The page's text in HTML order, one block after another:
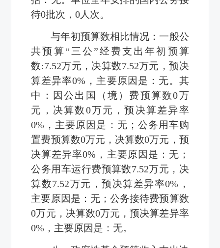
待0批次，0人次。
与年初预算数相比情况：一般公
共预算“三公”经费支出年初预算
数:7.52万元，决算数7.52万元，预决
算差异率0% ，主要原因是：无。 其
中：因公出国（境）费预算数0万
元，决算数0万元，预决算差异率
0% ，主要原因是：无； 公务用车购
置费预算数0万元，决算数0万元，预
决算差异率0% ，主要原因是：无；
公务用车运行费预算数7.52万元，决
算数7.52万元，预决算差异率0% ，
主要原因是：无； 公务接待费预算数
0万元，决算数0万元，预决算差异率
0% ，主要原因是：无。